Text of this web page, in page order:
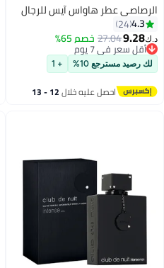
الرصاصي عطر هاواس آيس للرجال
4.3
24
د.ك‏9.28
27.04خصم 65%
أقل سعر في 7 يوم
أقل سعر في 7 يوم
لك رصيد مسترجع 10% + 1
احصل عليه خلال 12 - 13